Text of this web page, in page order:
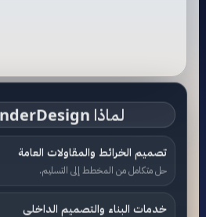
لماذا RinderDesign؟
تصميم الخرائط والمقاولات العامة
حل متكامل من المخطط إلى التسليم.
خدمات البناء والتصميم الداخلى